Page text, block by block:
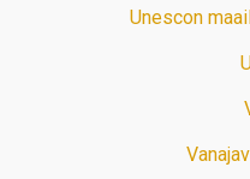
Unescon